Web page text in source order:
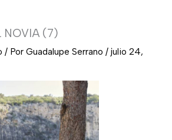
NOVIA (7)
/ Por Guadalupe Serrano / julio 24,